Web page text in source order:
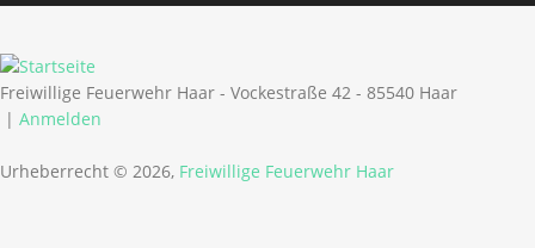
Freiwillige Feuerwehr Haar - Vockestraße 42 - 85540 Haar
| Anmelden
Urheberrecht © 2026, Freiwillige Feuerwehr Haar